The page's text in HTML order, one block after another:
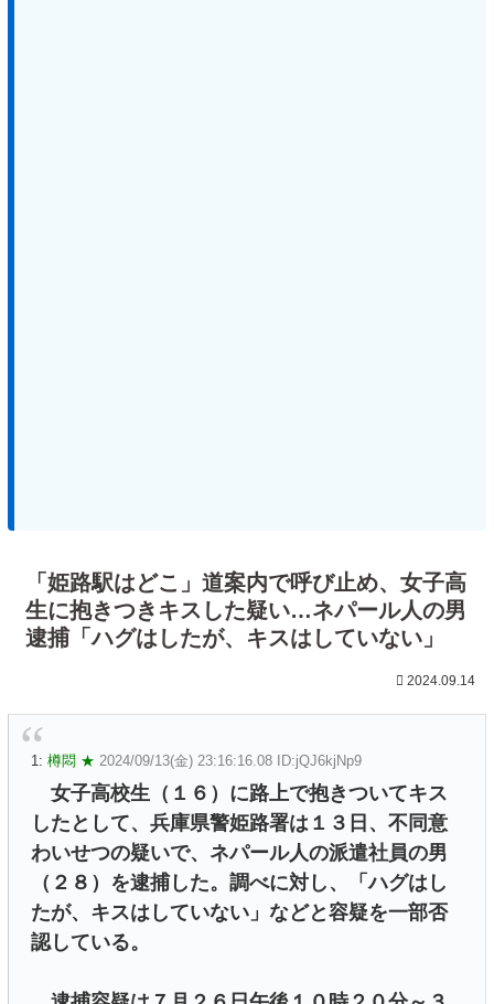
「姫路駅はどこ」道案内で呼び止め、女子高
生に抱きつきキスした疑い…ネパール人の男
逮捕「ハグはしたが、キスはしていない」
2024.09.14
1: 樽悶 ★ 2024/09/13(金) 23:16:16.08 ID:jQJ6kjNp9
女子高校生（１６）に路上で抱きついてキス
したとして、兵庫県警姫路署は１３日、不同意
わいせつの疑いで、ネパール人の派遣社員の男
（２８）を逮捕した。調べに対し、「ハグはし
たが、キスはしていない」などと容疑を一部否
認している。